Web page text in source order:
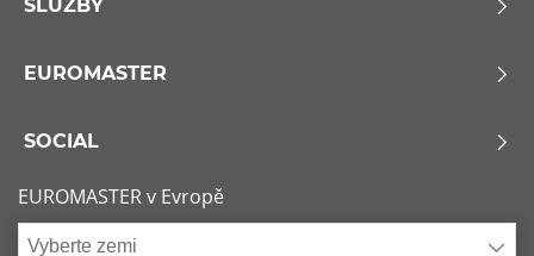
Dojezdové (1)
SLUŽBY
EUROMASTER
SOCIAL
EUROMASTER v Evropě
Vyberte zemi